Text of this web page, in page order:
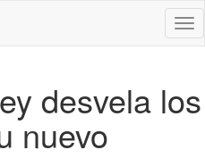
desvela los
nuevo